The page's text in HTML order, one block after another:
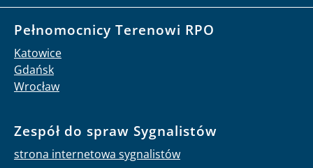
Pełnomocnicy Terenowi RPO
Katowice
Gdańsk
Wrocław
Zespół do spraw Sygnalistów
strona internetowa sygnalistów